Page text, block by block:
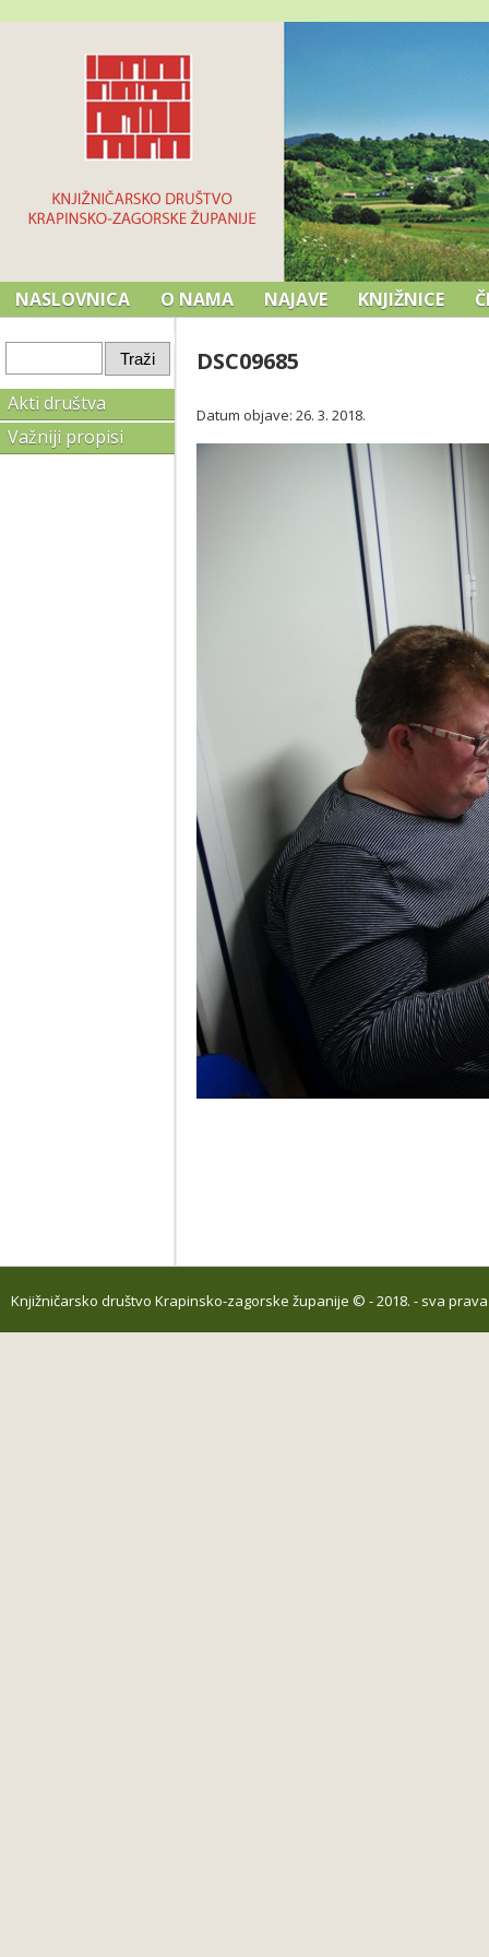
NASLOVNICA O NAMA NAJAVE KNJIŽNICE
Akti društva
Važniji propisi
DSC09685
Datum objave: 26. 3. 2018.
Knjižničarsko društvo Krapinsko-zagorske županije © - 2018. - sva